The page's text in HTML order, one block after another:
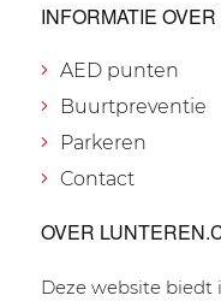
INFORMATIE
AED punten
Buurtpreventie
Parkeren
Contact
OVER
Deze website